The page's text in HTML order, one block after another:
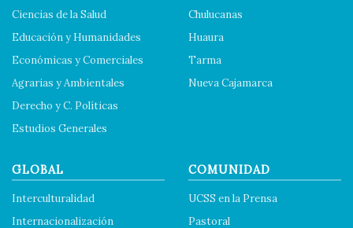
Ciencias de la Salud
Educación y Humanidades
Económicas y Comerciales
Agrarias y Ambientales
Derecho y C. Políticas
Estudios Generales
Chulucanas
Huaura
Tarma
Nueva Cajamarca
GLOBAL
Interculturalidad
Internacionalización
COMUNIDAD
UCSS en la Prensa
Pastoral